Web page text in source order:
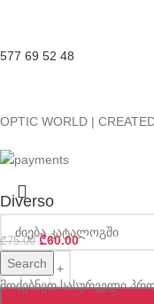
577 69 52 48
OPTIC WORLD |
Search
მოძებნეთ სასურველი
Diverso
₾75.00 ₾60.00